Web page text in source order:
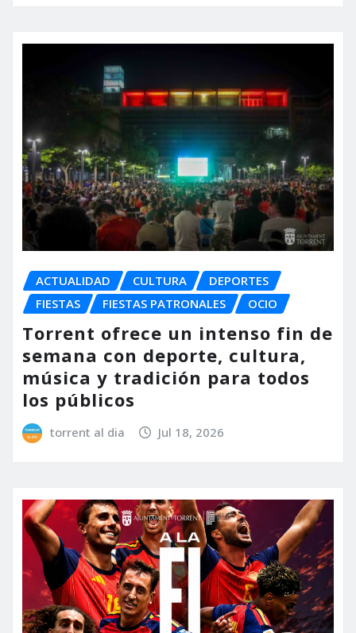
ACTUALIDAD CULTURA
DEPORTES
FIESTAS
FIESTAS PATRONALES OCIO
Torrent ofrece un intenso fin de
semana con deporte, cultura,
música y tradición para todos
los públicos
torrent al dia Jul 18, 2026